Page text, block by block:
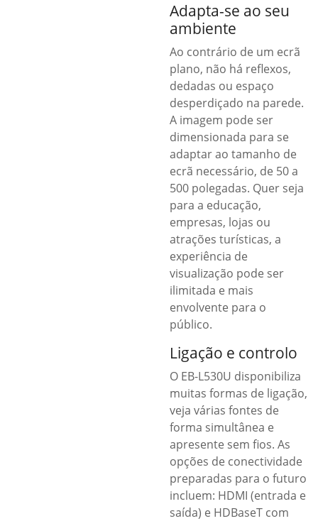
Adapta-se ao seu
ambiente
Ao contrário de um ecrã
plano, não há reflexos,
dedadas ou espaço
desperdiçado na parede.
A imagem pode ser
dimensionada para se
adaptar ao tamanho de
ecrã necessário, de 50 a
500 polegadas. Quer seja
para a educação,
empresas, lojas ou
atrações turísticas, a
experiência de
visualização pode ser
ilimitada e mais
envolvente para o
público.
Ligação e controlo
O EB-L530U disponibiliza
muitas formas de ligação,
veja várias fontes de
forma simultânea e
apresente sem fios. As
opções de conectividade
preparadas para o futuro
incluem: HDMI (entrada e
saída) e HDBaseT com